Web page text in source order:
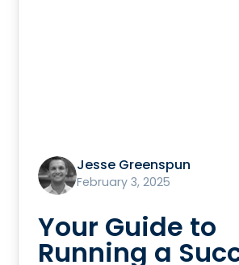
Jesse Greenspun
February 3, 2025
Your Guide to
Running a